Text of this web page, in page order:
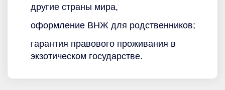
другие страны мира,
оформление ВНЖ для родственников;
гарантия правового проживания в
экзотическом государстве.